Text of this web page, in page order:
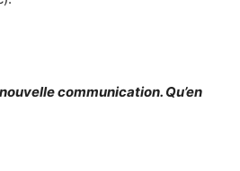
communication. Qu’en